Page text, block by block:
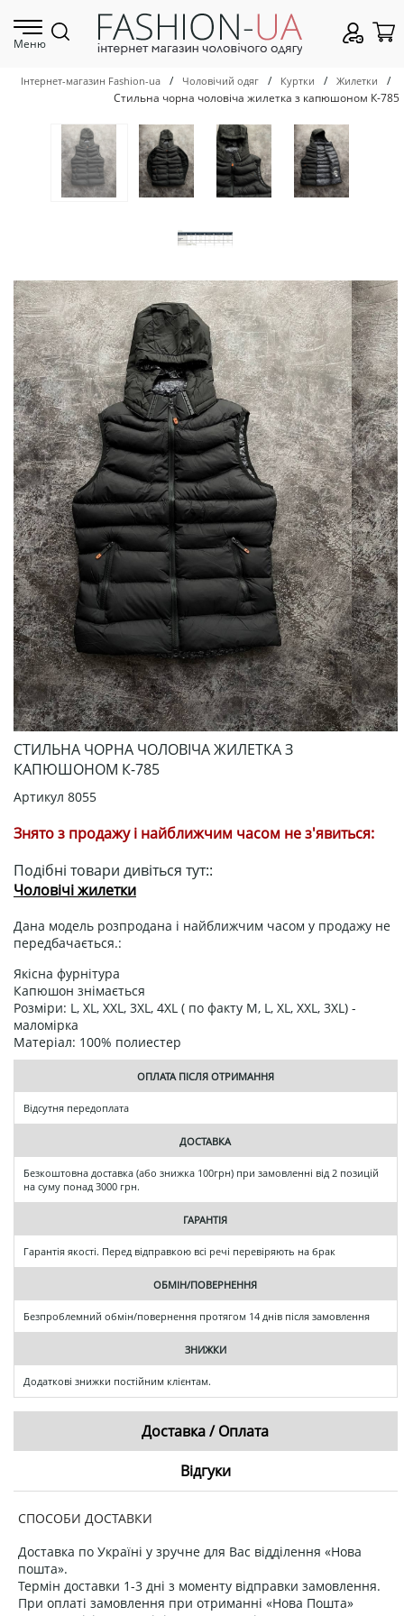
Меню
Інтернет-магазин Fashion-ua / Чоловічий одяг / Куртки / Жилетки
/
Стильна чорна чоловіча жилетка з капюшоном К-785
СТИЛЬНА ЧОРНА ЧОЛОВІЧА ЖИЛЕТКА З
КАПЮШОНОМ К-785
Артикул 8055
Знято з продажу і найближчим часом не з'явиться:
Подібні товари дивіться тут::
Чоловічі жилетки
Дана модель розпродана і найближчим часом у продажу не
передбачається.:
Якісна фурнітура
Капюшон знімається
Розміри: L, XL, XXL, 3XL, 4XL ( по факту M, L, XL, XXL, 3XL) -
маломірка
Матеріал: 100% полиестер
ОПЛАТА ПІСЛЯ ОТРИМАННЯ
Відсутня передоплата
ДОСТАВКА
Безкоштовна доставка (або знижка 100грн) при замовленні від 2 позицій
на суму понад 3000 грн.
ГАРАНТІЯ
Гарантія якості. Перед відправкою всі речі перевіряють на брак
ОБМІН/ПОВЕРНЕННЯ
Безпроблемний обмін/повернення протягом 14 днів після замовлення
ЗНИЖКИ
Додаткові знижки постійним клієнтам.
Доставка / Оплата
Відгуки
СПОСОБИ ДОСТАВКИ
Доставка по Україні у зручне для Вас відділення «Нова
пошта».
Термін доставки 1-3 дні з моменту відправки замовлення.
При оплаті замовлення при отриманні «Нова Пошта»